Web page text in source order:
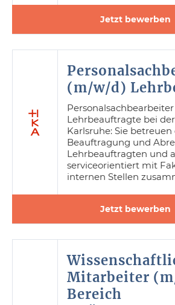
Jetzt bewerben
(m/w/d)
Lehrbeauftragte bei
Karlsruhe: Sie betreuen
Beauftragung und
Lehrbeauftragten und
serviceorientiert mit
internen Stellen
Jetzt bewerben
Mitarbeiter
Bereich